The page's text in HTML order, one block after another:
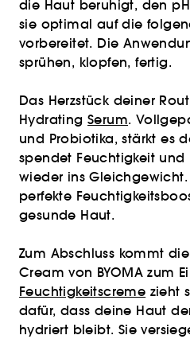
die Haut beruhigt, den
sie optimal auf die
vorbereitet. Die
sprühen, klopfen, fertig.
Das Herzstück deiner
HydratingSerum.
und Probiotika, stärkt es
spendet Feuchtigkeit
wieder ins Gleichgewicht.
perfekte
gesunde Haut.
Zum Abschluss kommt
Cream von BYOMA zum
Feuchtigkeitscreme zieht
dafür, dass deine Haut
hydriert bleibt. Sie